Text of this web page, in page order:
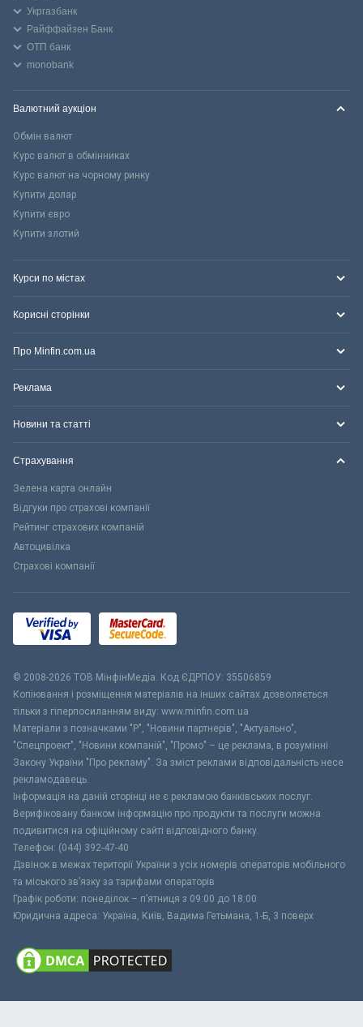
Укргазбанк
Райффайзен Банк
ОТП банк
monobank
Валютний аукціон
Обмін валют
Курс валют в обмінниках
Курс валют на чорному ринку
Купити долар
Купити євро
Купити злотий
Курси по містах
Корисні сторінки
Про Minfin.com.ua
Реклама
Новини та статті
Страхування
Зелена карта онлайн
Відгуки про страхові компанії
Рейтинг страхових компаній
Автоцивілка
Страхові компанії
© 2008-2026 ТОВ МiнфiнМедiа. Код ЄДРПОУ: 35506859
Копіювання і розміщення матеріалів на інших сайтах дозволяється
тільки з гіперпосиланням виду: www.minfin.com.ua
Матеріали з позначками "Р", "Новини партнерів", "Актуально",
"Спецпроект", "Новини компаній", "Промо" – це реклама, в розумінні
Закону України "Про рекламу". За зміст реклами відповідальність несе
рекламодавець.
Інформація на даній сторінці не є рекламою банківських послуг.
Верифіковану банком інформацію про продукти та послуги можна
подивитися на офіційному сайті відповідного банку.
Телефон: (044) 392-47-40
Дзвінок в межах території України з усіх номерів операторів мобільного
та міського зв’язку за тарифами операторів
Графік роботи: понеділок – п’ятниця з 09:00 до 18:00
Юридична адреса: Україна, Київ, Вадима Гетьмана, 1-Б, 3 поверх